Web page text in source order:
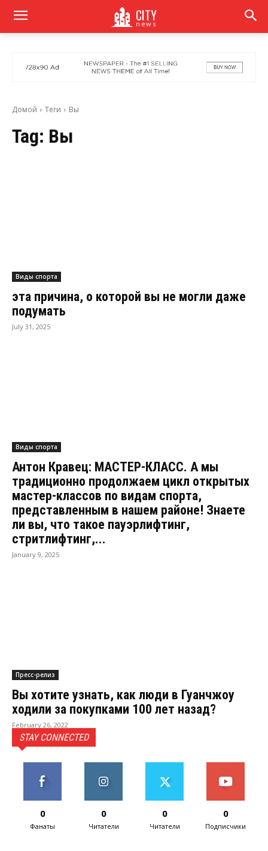
CITY
news
Домой Теги Вы
Tag: Вы
Виды спорта
эта причина, о которой вы не могли даже
подумать
July 31, 2025
Виды спорта
Антон Кравец: МАСТЕР-КЛАСС. А мы
традиционно продолжаем цикл открытых
мастер-классов по видам спорта,
представленным в нашем районе! Знаете
ли вы, что такое пауэрлифтинг,
стритлифтинг,...
January 9, 2025
Пресс-релиз
Вы хотите узнать, как люди в Гуанчжоу
ходили за покупками 100 лет назад?
February 26, 2022
STAY CONNECTED
0
Фанаты
0
Читатели
0
Читатели
0
Подписчики